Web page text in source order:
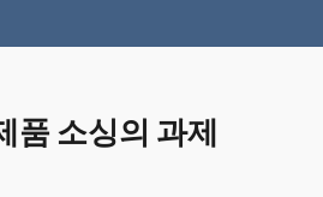
품 소싱의 과제